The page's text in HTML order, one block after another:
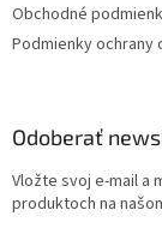
Obchodné
Podmienky ochrany
Odoberať
Vložte svoj e-mail a
produktoch na